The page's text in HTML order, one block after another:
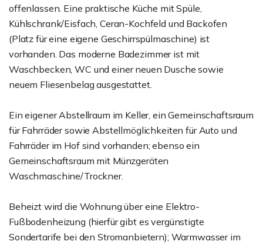
offenlassen. Eine praktische Küche mit Spüle,
Kühlschrank/Eisfach, Ceran-Kochfeld und Backofen
(Platz für eine eigene Geschirrspülmaschine) ist
vorhanden. Das moderne Badezimmer ist mit
Waschbecken, WC und einer neuen Dusche sowie
neuem Fliesenbelag ausgestattet.
Ein eigener Abstellraum im Keller, ein Gemeinschaftsraum
für Fahrräder sowie Abstellmöglichkeiten für Auto und
Fahrräder im Hof sind vorhanden; ebenso ein
Gemeinschaftsraum mit Münzgeräten
Waschmaschine/Trockner.
Beheizt wird die Wohnung über eine Elektro-
Fußbodenheizung (hierfür gibt es vergünstigte
Sondertarife bei den Stromanbietern); Warmwasser im